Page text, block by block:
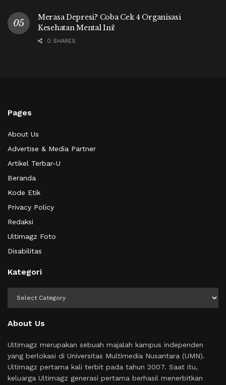
Merasa Depresi? Coba Cek 4 Organisasi
Kesehatan Mental Ini!
0 SHARES
Pages
About Us
Advertise & Media Partner
Artikel Terbar-U
Beranda
Kode Etik
Privacy Policy
Redaksi
Ultimagz Foto
Disabilitas
Kategori
About Us
Ultimagz merupakan sebuah majalah kampus independen
yang berlokasi di Universitas Multimedia Nusantara (UMN).
Ultimagz pertama kali terbit pada tahun 2007. Saat itu,
keluarga Ultimagz generasi pertama berhasil menerbitkan